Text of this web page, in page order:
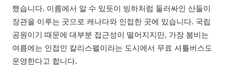
했습니다. 이름에서 알 수 있듯이 빙하처럼 둘러싸인 산들이
장관을 이루는 곳으로 캐나다와 인접한 곳에 있습니다. 국립
공원이기 때문에 대부분 접근성이 떨어지지만, 가장 붐비는
여름에는 인접인 칼리스펠이라는 도시에서 무료 셔틀버스도
운영한다고 합니다.